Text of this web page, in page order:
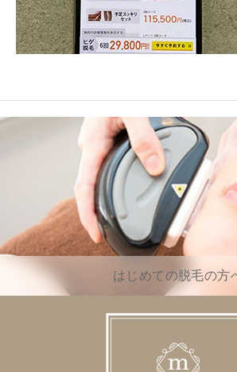
はじめての脱毛の方